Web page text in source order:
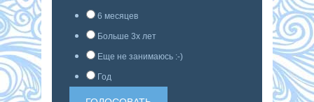
6 месяцев
Больше 3х лет
Еще не занимаюсь :-)
Год